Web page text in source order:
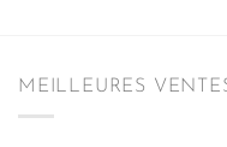
MEILLEURES